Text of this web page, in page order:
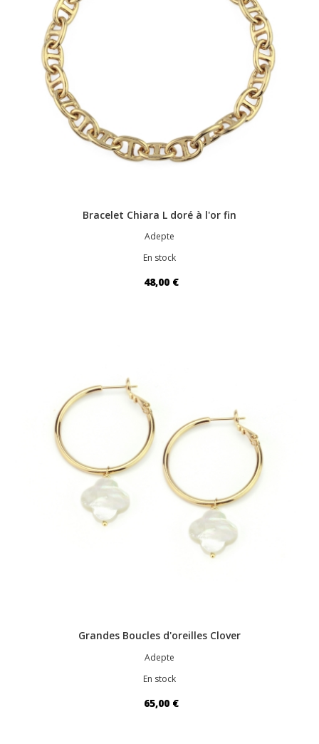
Bracelet Chiara L doré à l'or fin
Adepte
En stock
48,00 €
Grandes Boucles d'oreilles Clover
Adepte
En stock
65,00 €